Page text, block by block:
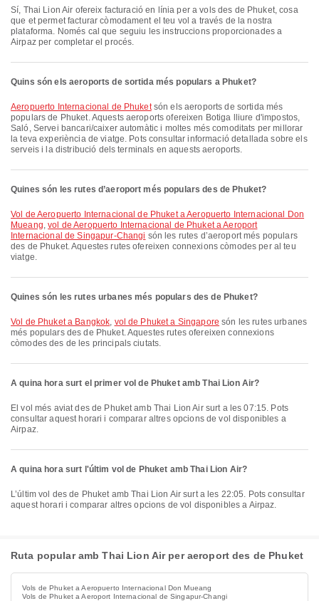
Sí, Thai Lion Air ofereix facturació en línia per a vols des de Phuket, cosa
que et permet facturar còmodament el teu vol a través de la nostra
plataforma. Només cal que seguiu les instruccions proporcionades a
Airpaz per completar el procés.
Quins són els aeroports de sortida més populars a Phuket?
Aeropuerto Internacional de Phuketsón els aeroports de sortida més
populars de Phuket. Aquests aeroports ofereixen Botiga lliure d'impostos,
Saló, Servei bancari/caixer automàtic i moltes més comoditats per millorar
la teva experiència de viatge. Pots consultar informació detallada sobre els
serveis i la distribució dels terminals en aquests aeroports.
Quines són les rutes d’aeroport més populars des de Phuket?
vol de Aeropuerto Internacional de Phuket a Aeropuerto Internacional Don
Mueang,vol de Aeropuerto Internacional de Phuket a Aeroport
Internacional de Singapur-Changi són les rutes d’aeroport més populars
des de Phuket. Aquestes rutes ofereixen connexions còmodes per al teu
viatge.
Quines són les rutes urbanes més populars des de Phuket?
vol de Phuket a Bangkok, vol de Phuket a Singapore són les rutes urbanes
més populars des de Phuket. Aquestes rutes ofereixen connexions
còmodes des de les principals ciutats.
A quina hora surt el primer vol de Phuket amb Thai Lion Air?
El vol més aviat des de Phuket amb Thai Lion Air surt a les 07:15. Pots
consultar aquest horari i comparar altres opcions de vol disponibles a
Airpaz.
A quina hora surt l'últim vol de Phuket amb Thai Lion Air?
L’últim vol des de Phuket amb Thai Lion Air surt a les 22:05. Pots consultar
aquest horari i comparar altres opcions de vol disponibles a Airpaz.
Ruta popular amb Thai Lion Air per aeroport des de Phuket
Vols de Phuket a Aeropuerto Internacional Don Mueang
Vols de Phuket a Aeroport Internacional de Singapur-Changi